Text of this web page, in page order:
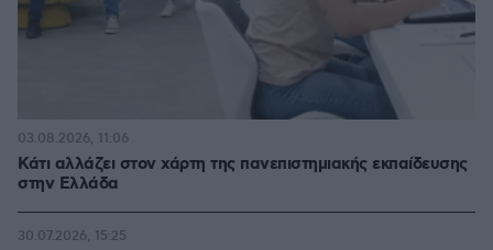
Κάτι αλλάζει στον χάρτη της πανεπιστημιακής εκπαίδευσης
στην Ελλάδα
03.08.2026, 11:06
30.07.2026, 15:25